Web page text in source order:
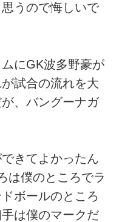
うので悔しいで
にGK波多野豪が
試合の流れを大
、バングーナガ
きてよかったん
は僕のところでラ
ボールのところ
は僕のマークだ